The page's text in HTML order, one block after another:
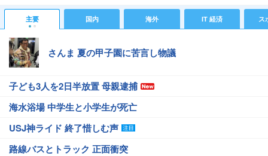
主要 国内 海外 IT 経済 ス
さんま 夏の甲子園に苦言し物議
子ども3人を2日半放置 母親逮捕
海水浴場 中学生と小学生が死亡
USJ神ライド 終了惜しむ声
路線バスとトラック 正面衝突